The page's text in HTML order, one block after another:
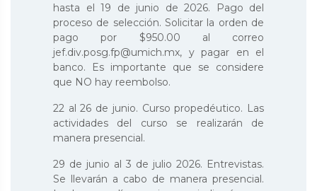
hasta el 19 de junio de 2026. Pago del
proceso de selección. Solicitar la orden de
pago por $950.00 al correo
jef.div.posg.fp@umich.mx, y pagar en el
banco. Es importante que se considere
que NO hay reembolso.
22 al 26 de junio. Curso propedéutico. Las
actividades del curso se realizarán de
manera presencial.
29 de junio al 3 de julio 2026. Entrevistas.
Se llevarán a cabo de manera presencial.